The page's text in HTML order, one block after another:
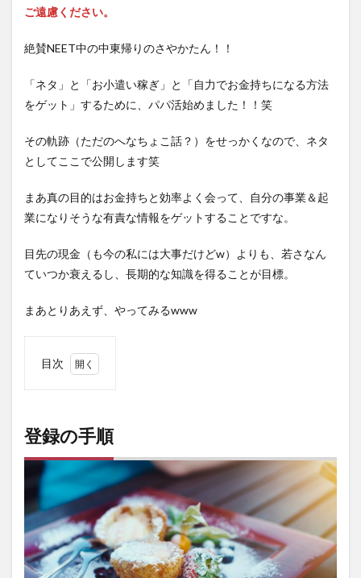
ご遠慮ください。
絶賛NEET中の中東帰りのさやかたん！！
「ネタ」と「お小遣い稼ぎ」と「自力でお金持ちになる方法
をゲット」するために、パパ活始めました！！笑
その軌跡（ただのへなちょこ話？）をせっかくなので、ネタ
としてここで公開します笑
まあ真の目的はお金持ちと効率よく会って、自分の事業＆起
業になりそうな有責な情報をゲットすることですな。
目先の現金（も今の私には大事だけどw）よりも、若さなん
ていつか衰えるし、長期的な知識を得ることが目標。
まあとりあえず、やってみるwww
目次
順
婚男性多
すぎ
て・・・
笑
3
驚愕
のメ
登録の手順